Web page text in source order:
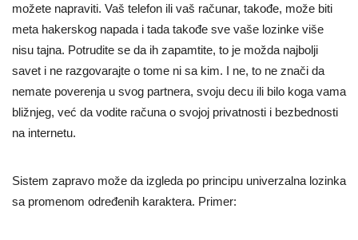
možete napraviti. Vaš telefon ili vaš računar, takođe, može biti
meta hakerskog napada i tada takođe sve vaše lozinke više
nisu tajna. Potrudite se da ih zapamtite, to je možda najbolji
savet i ne razgovarajte o tome ni sa kim. I ne, to ne znači da
nemate poverenja u svog partnera, svoju decu ili bilo koga vama
bližnjeg, već da vodite računa o svojoj privatnosti i bezbednosti
na internetu.
Sistem zapravo može da izgleda po principu univerzalna lozinka
sa promenom određenih karaktera. Primer: